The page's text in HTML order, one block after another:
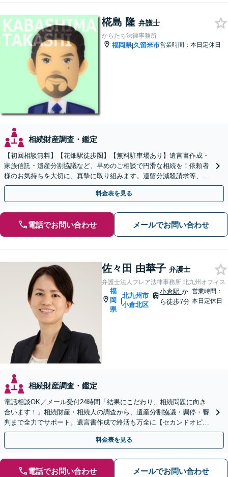
椛島 隆 弁護士
からたち法律事務所
福岡県|久留米市営業時間：本日定休日
相続財産調査・鑑定
【初回相談無料】【花畑駅徒歩圏】【無料駐車場あり】遺言書作成・
家族信託・遺産分割協議など、早めのご相談で円滑な相続を！依頼者
様のお気持ちを大切に、真摯に取り組みます。遺留分減殺請求等、揉
めた場合も親身になって対応致します。
料金表を見る
電話でお問い合わせ メールでお問い合わせ
佐々田 由華子 弁護士
弁護士法人フレア法律事務所 北九州オフィス
福
岡
県
|
北九州市
小倉北区
小倉駅 か
ら徒歩7分
営業時間：
本日定休日
相続財産調査・鑑定
電話相談OK／メール受付24時間「結果にこだわり、相続問題に向き
合います！」相続財産・相続人の調査から、遺産分割協議・調停・審
判まで全力でサポート。遺言書作成で終活も万全に【セカンドオピニ
オン可】【西小倉駅7分】【小倉北警察署前バス停3分】
料金表を見る
電話でお問い合わせ メールでお問い合わせ